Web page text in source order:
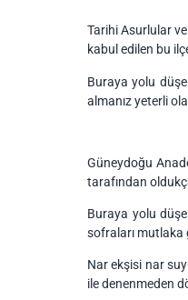
Tarihi Asurlular
kabul edilen bu
Buraya yolu
almanız yeterli
Güneydoğu
tarafından
Buraya yolu
sofraları mutlaka
Nar ekşisi nar
ile denenmeden